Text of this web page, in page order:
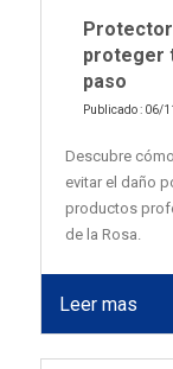
proteger
paso
Publicado : 06/
Descubre
evitar el daño
productos
de la Rosa.
Leer mas